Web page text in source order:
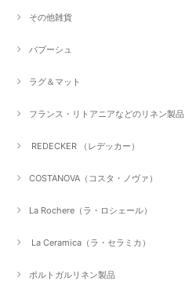
その他雑貨
バブーシュ
ラグ＆マット
フランス・リトアニアなどのリネン製品
REDECKER （レデッカー）
COSTANOVA（コスタ・ノヴァ）
La Rochere（ラ・ロシェール）
La Ceramica（ラ・セラミカ）
ポルトガルリネン製品